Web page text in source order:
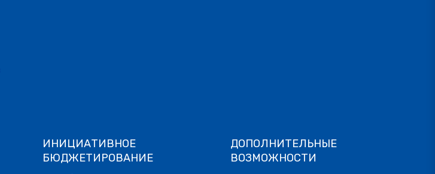
ИНИЦИАТИВНОЕ
БЮДЖЕТИРОВАНИЕ
ДОПОЛНИТЕЛЬНЫЕ
ВОЗМОЖНОСТИ